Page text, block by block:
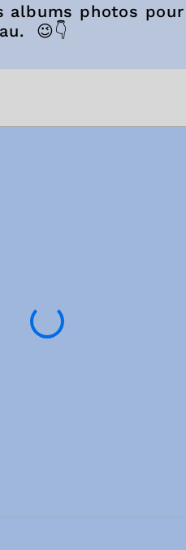
albums photos
😉👇